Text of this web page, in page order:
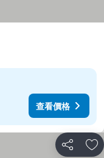
查看價格
分享 放